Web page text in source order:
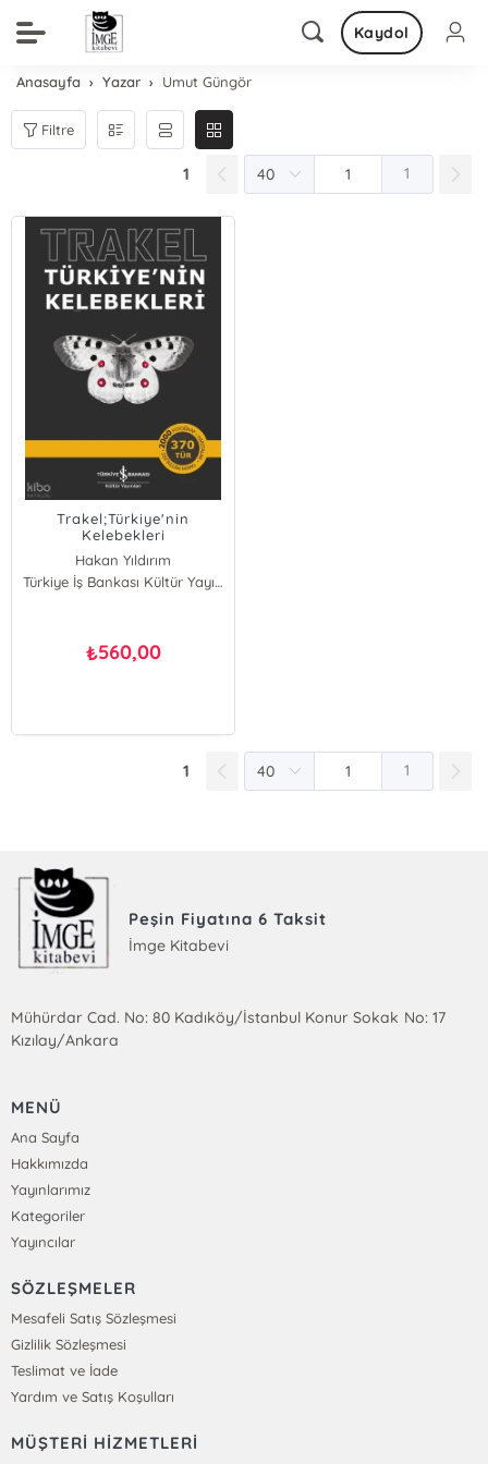
Kaydol
Anasayfa Yazar Umut Güngör
Filtre
1 1
Trakel;Türkiye'nin
Kelebekleri
Hakan Yıldırım
Ömer L. Furtun
Kaan Yılmaz
Türkiye İş Bankası Kültür Yayınları
₺560,00
1 1
Peşin Fiyatına 6 Taksit
İmge Kitabevi
Mühürdar Cad. No: 80 Kadıköy/İstanbul Konur Sokak No: 17
Kızılay/Ankara
MENÜ
Ana Sayfa
Hakkımızda
Yayınlarımız
Kategoriler
Yayıncılar
SÖZLEŞMELER
Mesafeli Satış Sözleşmesi
Gizlilik Sözleşmesi
Teslimat ve İade
Yardım ve Satış Koşulları
MÜŞTERİ HİZMETLERİ